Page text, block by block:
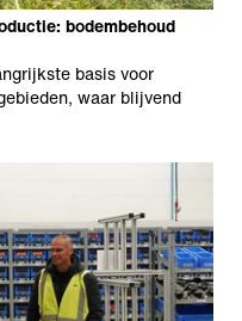
bodembehoud
basis voor
waar blijvend